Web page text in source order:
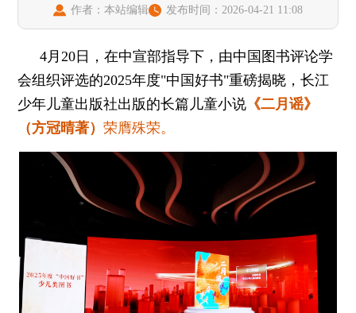
作者：本站编辑 发布时间：2026-04-21 11:08
4月20日，在中宣部指导下，由中国图书评论学
会组织评选的2025年度"中国好书"重磅揭晓，长江
少年儿童出版社出版的长篇儿童小说 《二月谣》
（方冠晴著）荣膺殊荣。